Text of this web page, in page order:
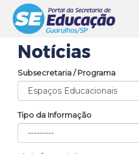
Notícias
Subsecretaria / Programa
Tipo da Informação